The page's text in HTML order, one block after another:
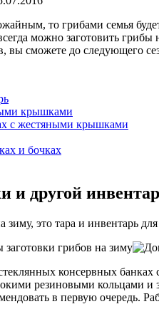
то грибами семья
можно заготовить
сможете до следующего
крышками
с жестяными крышками
и бочках
и другой
это тара и инвентарь
консервных
резиновыми кольцами
в первую очередь.